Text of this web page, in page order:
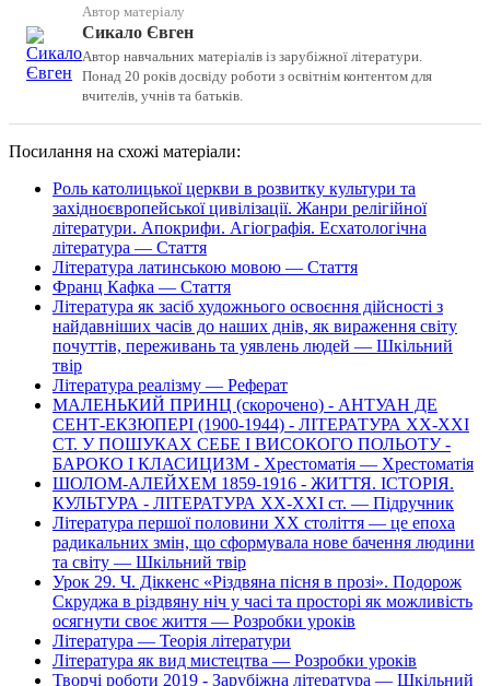
Автор матеріалу
Сикало Євген
Автор навчальних матеріалів із зарубіжної літератури.
Понад 20 років досвіду роботи з освітнім контентом для
вчителів, учнів та батьків.
Посилання на схожі матеріали:
Роль католицької церкви в розвитку культури та
західноєвропейської цивілізації. Жанри релігійної
літератури. Апокрифи. Агіографія. Есхатологічна
література — Стаття
Література латинською мовою — Стаття
Франц Кафка — Стаття
Література як засіб художнього освоєння дійсності з
найдавніших часів до наших днів, як вираження світу
почуттів, переживань та уявлень людей — Шкільний
твір
Література реалізму — Реферат
МАЛЕНЬКИЙ ПРИНЦ (скорочено) - АНТУАН ДЕ
СЕНТ-ЕКЗЮПЕРІ (1900-1944) - ЛІТЕРАТУРА ХХ-ХХІ
СТ. У ПОШУКАХ СЕБЕ І ВИСОКОГО ПОЛЬОТУ -
БАРОКО І КЛАСИЦИЗМ - Хрестоматія — Хрестоматія
ШОЛОМ-АЛЕЙХЕМ 1859-1916 - ЖИТТЯ. ІСТОРІЯ.
КУЛЬТУРА - ЛІТЕРАТУРА ХХ-ХХІ ст. — Підручник
Література першої половини XX століття — це епоха
радикальних змін, що сформувала нове бачення людини
та світу — Шкільний твір
Урок 29. Ч. Діккенс «Різдвяна пісня в прозі». Подорож
Скруджа в різдвяну ніч у часі та просторі як можливість
осягнути своє життя — Розробки уроків
Література — Теорія літератури
Література як вид мистецтва — Розробки уроків
Творчі роботи 2019 - Зарубіжна література — Шкільний